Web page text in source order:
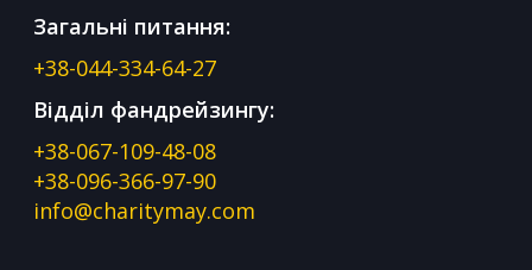
Загальні питання:
+38-044-334-64-27
Відділ фандрейзингу:
+38-067-109-48-08
+38-096-366-97-90
info@charitymay.com